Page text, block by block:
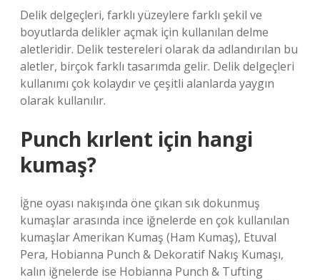
Delik delgeçleri, farklı yüzeylere farklı şekil ve
boyutlarda delikler açmak için kullanılan delme
aletleridir. Delik testereleri olarak da adlandırılan bu
aletler, birçok farklı tasarımda gelir. Delik delgeçleri
kullanımı çok kolaydır ve çeşitli alanlarda yaygın
olarak kullanılır.
Punch kırlent için hangi
kumaş?
İğne oyası nakışında öne çıkan sık dokunmuş
kumaşlar arasında ince iğnelerde en çok kullanılan
kumaşlar Amerikan Kumaş (Ham Kumaş), Etuval
Pera, Hobianna Punch & Dekoratif Nakış Kumaşı,
kalın iğnelerde ise Hobianna Punch & Tufting